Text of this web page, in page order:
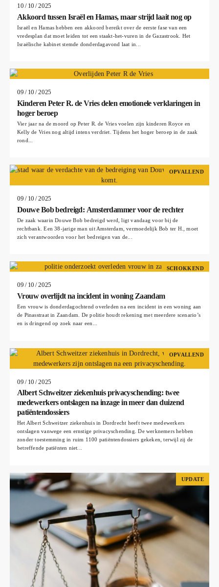
10 / 10 / 2025
Akkoord tussen Israël en Hamas, maar strijd laait nog op
Israël en Hamas hebben een akkoord bereikt over de eerste fase van een
vredesplan dat moet leiden tot een staakt-het-vuren in de Gazastrook. Het
Israëlische kabinet stemde donderdagavond laat in...
09 / 10 / 2025
Kinderen Peter R. de Vries delen emotionele verklaringen in
hoger beroep
Vier jaar na de moord op Peter R. de Vries voelen zijn kinderen Royce en
Kelly de Vries nog altijd intens verdriet. Tijdens het hoger beroep in de zaak
rond...
OPVALLEND
09 / 10 / 2025
Douwe Bob bedreigd: Amsterdammer voor de rechter
De zaak waarin Douwe Bob bedreigd werd, ligt vandaag voor bij de
rechtbank. Een 38-jarige man uit Amsterdam, vermoedelijk Bob ter H., moet
zich verantwoorden voor het bedreigen van de...
SCHOKKEND
09 / 10 / 2025
Vrouw overlijdt na incident in woning Zaandam
Een vrouw is donderdagochtend overleden na een incident in een woning aan
de Pinasstraat in Zaandam. De politie houdt rekening met meerdere scenario’s
en is dringend op zoek naar een...
OPVALLEND
09 / 10 / 2025
Albert Schweitzer ziekenhuis privacyschending: twee
medewerkers ontslagen na inzage in meer dan duizend
patiëntendossiers
Het Albert Schweitzer ziekenhuis in Dordrecht heeft twee medewerkers
ontslagen vanwege een ernstige privacyschending. De werknemers hebben
zonder toestemming in ruim 1100 patiëntendossiers gekeken, terwijl zij de
betreffende patiënten niet...
UPDATE